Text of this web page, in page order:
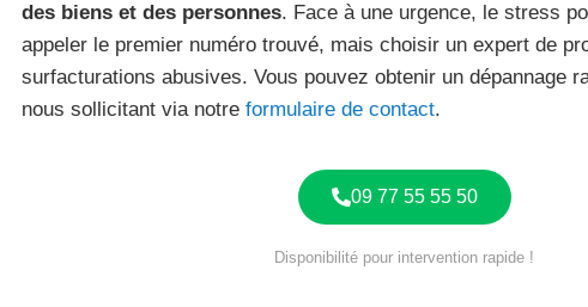
des biens et des personnes. Face à une urgence, le stress
appeler le premier numéro trouvé, mais choisir un expert de
surfacturations abusives. Vous pouvez obtenir un dépannage
nous sollicitant via notre formulaire de contact.
09 77 55 55 50
Disponibilité pour intervention rapide !